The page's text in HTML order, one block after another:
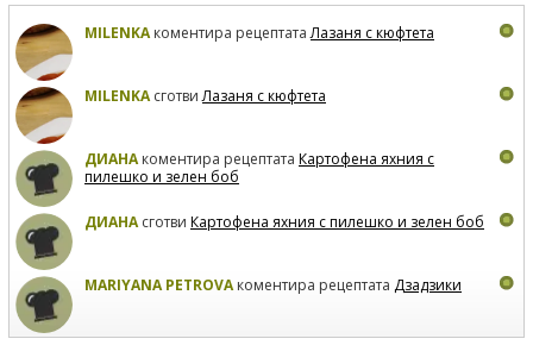
MILENKAкоментира рецептатаЛазаня с кюфтета
MILENKAсготвиЛазаня с кюфтета
ДИАНАкоментира рецептата Картофена яхния с
пилешко и зелен боб
ДИАНАсготви Картофена яхния с пилешко и зелен боб
MARIYANA PETROVAкоментира рецептата Дзадзики